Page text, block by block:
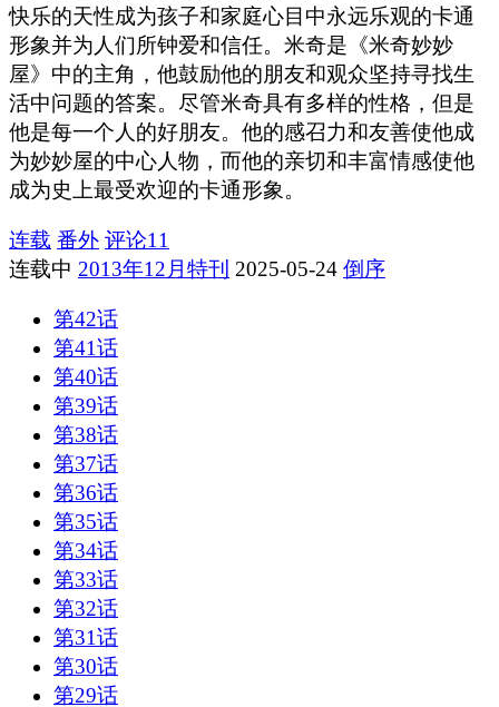
快乐的天性成为孩子和家庭心目中永远乐观的卡通
形象并为人们所钟爱和信任。米奇是《米奇妙妙
屋》中的主角，他鼓励他的朋友和观众坚持寻找生
活中问题的答案。尽管米奇具有多样的性格，但是
他是每一个人的好朋友。他的感召力和友善使他成
为妙妙屋的中心人物，而他的亲切和丰富情感使他
成为史上最受欢迎的卡通形象。
连载 番外 评论11
连载中 2013年12月特刊 2025-05-24 倒序
第42话
第41话
第40话
第39话
第38话
第37话
第36话
第35话
第34话
第33话
第32话
第31话
第30话
第29话